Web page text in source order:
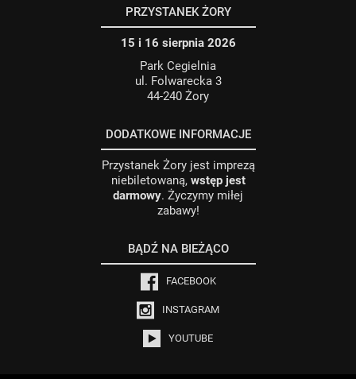
PRZYSTANEK ŻORY
15 i 16 sierpnia 2026
Park Cegielnia
ul. Folwarecka 3
44-240 Żory
DODATKOWE INFORMACJE
Przystanek Żory jest imprezą
niebiletowaną, wstęp jest
darmowy. Życzymy miłej
zabawy!
BĄDŹ NA BIEŻĄCO
FACEBOOK
INSTAGRAM
YOUTUBE